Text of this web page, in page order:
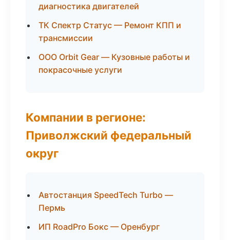
диагностика двигателей
ТК Спектр Статус — Ремонт КПП и
трансмиссии
ООО Orbit Gear — Кузовные работы и
покрасочные услуги
Компании в регионе:
Приволжский федеральный
округ
Автостанция SpeedTech Turbo —
Пермь
ИП RoadPro Бокс — Оренбург